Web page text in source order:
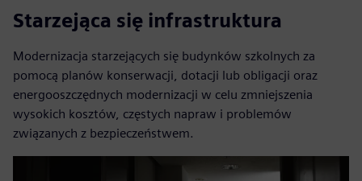
Starzejąca się infrastruktura
Modernizacja starzejących się budynków szkolnych za
pomocą planów konserwacji, dotacji lub obligacji oraz
energooszczędnych modernizacji w celu zmniejszenia
wysokich kosztów, częstych napraw i problemów
związanych z bezpieczeństwem.